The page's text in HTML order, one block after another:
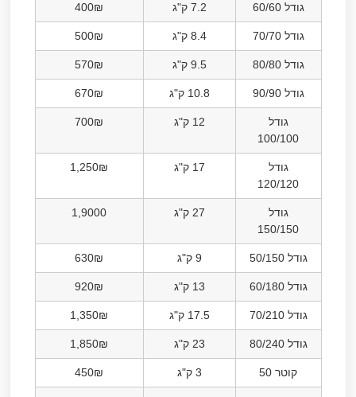
גודל 60/60 7.2 ק"ג 400₪
גודל 70/70 8.4 ק"ג 500₪
גודל 80/80 9.5 ק"ג 570₪
גודל 90/90 10.8 ק"ג 670₪
גודל
100/100
12 ק"ג 700₪
גודל
120/120
17 ק"ג 1,250₪
גודל
150/150
27 ק"ג 1,9000
גודל 50/150 9 ק"ג 630₪
גודל 60/180 13 ק"ג 920₪
גודל 70/210 17.5 ק"ג 1,350₪
גודל 80/240 23 ק"ג 1,850₪
קוטר 50 3 ק"ג 450₪